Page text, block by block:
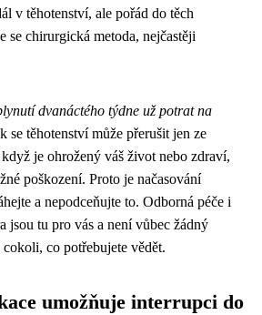
v těhotenství, ale pořád do těch
se chirurgická metoda, nejčastěji
dvanáctého týdne už potrat na
se těhotenství může přerušit jen ze
je ohrožený váš život nebo zdraví,
poškození. Proto je načasování
a nepodceňujte to. Odborná péče i
jsou tu pro vás a není vůbec žádný
cokoli, co potřebujete vědět.
umožňuje interrupci do